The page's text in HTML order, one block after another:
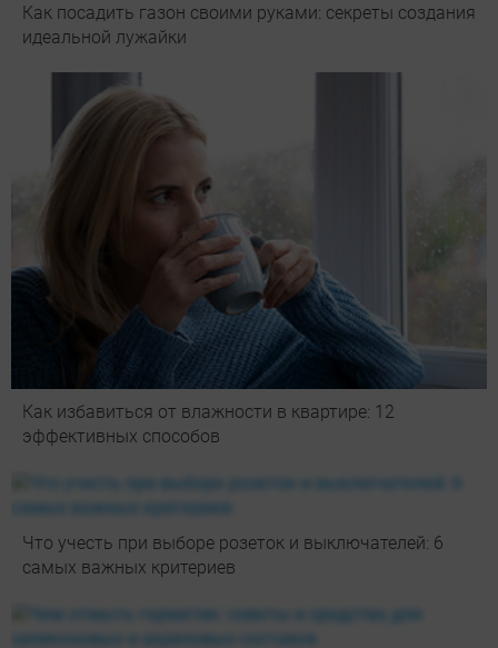
Как посадить газон своими руками: секреты создания
идеальной лужайки
Как избавиться от влажности в квартире: 12
эффективных способов
Что учесть при выборе розеток и выключателей: 6
самых важных критериев